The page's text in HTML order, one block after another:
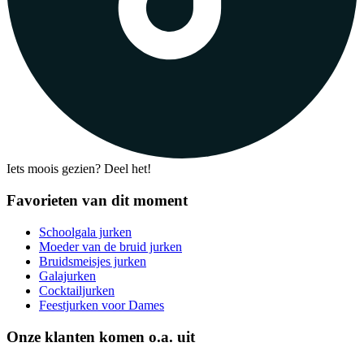
Iets moois gezien? Deel het!
Favorieten van dit moment
Schoolgala jurken
Moeder van de bruid jurken
Bruidsmeisjes jurken
Galajurken
Cocktailjurken
Feestjurken voor Dames
Onze klanten komen o.a. uit